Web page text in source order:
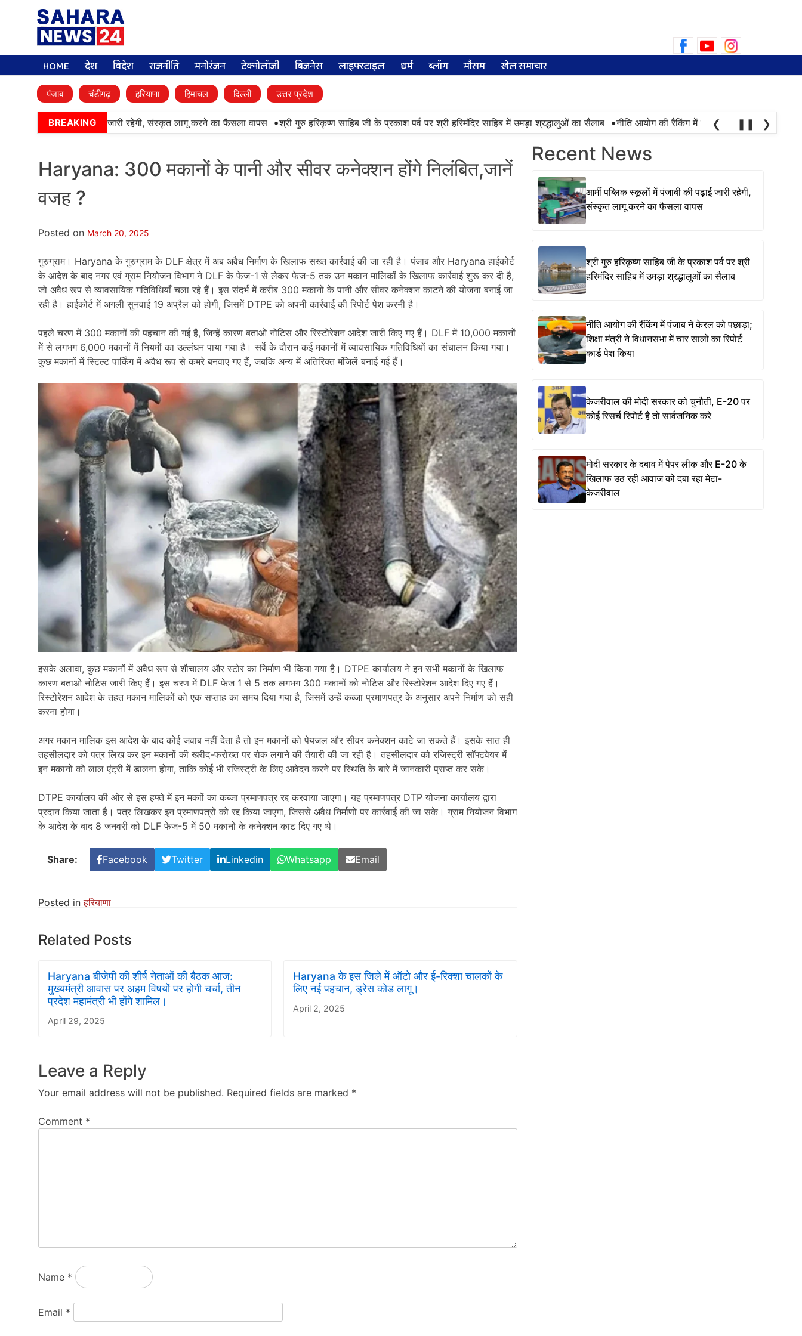
for:
HOME देश विदेश राजनीति मनोरंजन टेक्नोलॉजी बिजनेस लाइफ्स्टाइल धर्म ब्लॉग मौसम खेल समाचार
पंजाब चंडीगढ़ हरियाणा हिमाचल दिल्ली उत्तर प्रदेश
BREAKING
स्कूलों में पंजाबी की पढ़ाई जारी रहेगी, संस्कृत लागू करने का फैसला वापस • श्री गुरु हरिकृष्ण साहिब जी के प्रकाश पर्व पर श्री हरिमंदिर साहिब में उमड़ा श्रद्धालुओं का सैलाब • नीति आयोग की रैंकिंग में पंजाब ने केरल को पछाड़ा; शिक्षा
❮ ❚❚ ❯
Haryana: 300 मकानों के पानी और सीवर कनेक्शन होंगे निलंबित,जानें
वजह ?
Posted on March 20, 2025
गुरुग्राम। Haryana के गुरुग्राम के DLF क्षेत्र में अब अवैध निर्माण के खिलाफ सख्त कार्रवाई की जा रही है। पंजाब और Haryana हाईकोर्ट
के आदेश के बाद नगर एवं ग्राम नियोजन विभाग ने DLF के फेज-1 से लेकर फेज-5 तक उन मकान मालिकों के खिलाफ कार्रवाई शुरू कर दी है,
जो अवैध रूप से व्यावसायिक गतिविधियाँ चला रहे हैं। इस संदर्भ में करीब 300 मकानों के पानी और सीवर कनेक्शन काटने की योजना बनाई जा
रही है। हाईकोर्ट में अगली सुनवाई 19 अप्रैल को होगी, जिसमें DTPE को अपनी कार्रवाई की रिपोर्ट पेश करनी है।
पहले चरण में 300 मकानों की पहचान की गई है, जिन्हें कारण बताओ नोटिस और रिस्टोरेशन आदेश जारी किए गए हैं। DLF में 10,000 मकानों
में से लगभग 6,000 मकानों में नियमों का उल्लंघन पाया गया है। सर्वे के दौरान कई मकानों में व्यावसायिक गतिविधियों का संचालन किया गया।
कुछ मकानों में स्टिल्ट पार्किंग में अवैध रूप से कमरे बनवाए गए हैं, जबकि अन्य में अतिरिक्त मंजिलें बनाई गई हैं।
इसके अलावा, कुछ मकानों में अवैध रूप से शौचालय और स्टोर का निर्माण भी किया गया है। DTPE कार्यालय ने इन सभी मकानों के खिलाफ
कारण बताओ नोटिस जारी किए हैं। इस चरण में DLF फेज 1 से 5 तक लगभग 300 मकानों को नोटिस और रिस्टोरेशन आदेश दिए गए हैं।
रिस्टोरेशन आदेश के तहत मकान मालिकों को एक सप्ताह का समय दिया गया है, जिसमें उन्हें कब्जा प्रमाणपत्र के अनुसार अपने निर्माण को सही
करना होगा।
अगर मकान मालिक इस आदेश के बाद कोई जवाब नहीं देता है तो इन मकानों को पेयजल और सीवर कनेक्शन काटे जा सकते हैं। इसके सात ही
तहसीलदार को पत्र लिख कर इन मकानों की खरीद-फरोख्त पर रोक लगाने की तैयारी की जा रही है। तहसीलदार को रजिस्ट्री सॉफ्टवेयर में
इन मकानों को लाल एंट्री में डालना होगा, ताकि कोई भी रजिस्ट्री के लिए आवेदन करने पर स्थिति के बारे में जानकारी प्राप्त कर सके।
DTPE कार्यालय की ओर से इस हफ्ते में इन मकाों का कब्जा प्रमाणपत्र रद्द करवाया जाएगा। यह प्रमाणपत्र DTP योजना कार्यालय द्वारा
प्रदान किया जाता है। पत्र लिखकर इन प्रमाणपत्रों को रद्द किया जाएगा, जिससे अवैध निर्माणों पर कार्रवाई की जा सके। ग्राम नियोजन विभाग
के आदेश के बाद 8 जनवरी को DLF फेज-5 में 50 मकानों के कनेक्शन काट दिए गए थे।
Share: Facebook Twitter Linkedin Whatsapp Email
Posted inहरियाणा
Related Posts
Haryana बीजेपी की शीर्ष नेताओं की बैठक आज:
मुख्यमंत्री आवास पर अहम विषयों पर होगी चर्चा, तीन
प्रदेश महामंत्री भी होंगे शामिल।
April 29, 2025
Haryana के इस जिले में ऑटो और ई-रिक्शा चालकों के
लिए नई पहचान, ड्रेस कोड लागू।
April 2, 2025
Leave a Reply
Your email address will not be published. Required fields are marked *
Comment *
Name *
Email *
Recent News
आर्मी पब्लिक स्कूलों में पंजाबी की पढ़ाई जारी रहेगी,
संस्कृत लागू करने का फैसला वापस
श्री गुरु हरिकृष्ण साहिब जी के प्रकाश पर्व पर श्री
हरिमंदिर साहिब में उमड़ा श्रद्धालुओं का सैलाब
नीति आयोग की रैंकिंग में पंजाब ने केरल को पछाड़ा;
शिक्षा मंत्री ने विधानसभा में चार सालों का रिपोर्ट
कार्ड पेश किया
केजरीवाल की मोदी सरकार को चुनौती, E-20 पर
कोई रिसर्च रिपोर्ट है तो सार्वजनिक करे
मोदी सरकार के दबाव में पेपर लीक और E-20 के
खिलाफ उठ रही आवाज को दबा रहा मेटा-
केजरीवाल